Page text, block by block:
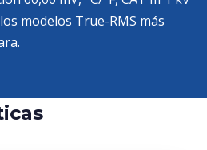
modelos True-RMS más